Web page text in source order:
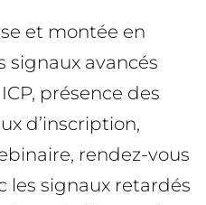
et montée en
signaux avancés
présence des
d’inscription,
rendez-vous
les signaux retardés